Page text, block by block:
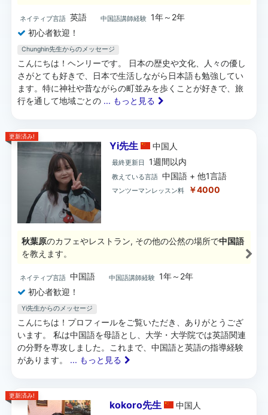
ネイティブ言語 英語 中国語講師経験 1年～2年
初心者歓迎！
Chunghin先生からのメッセージ
こんにちは！ヘンリーです。 日本の歴史や文化、人々の優し
さがとても好きで、日本で生活しながら日本語も勉強してい
ます。特に神社や昔ながらの町並みを歩くことが好きで、旅
行を通して地域ごとの ... もっと見る
更新済み!
Yi先生 中国 人
最終更新日 1週間以内
教えている言語 中国語 + 他1言語
マンツーマンレッスン料 ￥4000
秋葉原のカフェやレストラン, その他の公然の場所で中国語
を教えます。
ネイティブ言語 中国語 中国語講師経験 1年～2年
初心者歓迎！
Yi先生からのメッセージ
こんにちは！プロフィールをご覧いただき、ありがとうござ
います。 私は中国語を母語とし、大学・大学院では英語関連
の分野を専攻しました。これまで、中国語と英語の指導経験
があります。 ... もっと見る
更新済み!
kokoro先生 中国 人